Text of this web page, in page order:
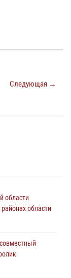
Следующая →
области
области